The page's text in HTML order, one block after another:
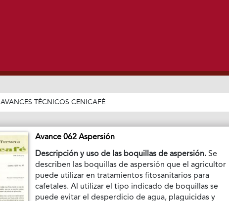
AVANCES TÉCNICOS CENICAFÉ
Avance 062 Aspersión
Descripción y uso de las boquillas de aspersión.Se
describen las boquillas de aspersión que el agricultor
puede utilizar en tratamientos fitosanitarios para
cafetales. Al utilizar el tipo indicado de boquillas se
puede evitar el desperdicio de agua, plaguicidas y